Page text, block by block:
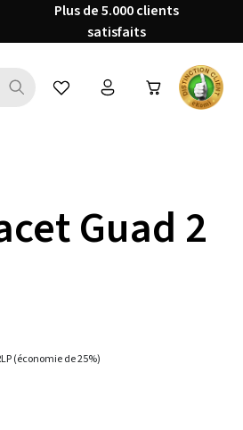
Plus de 5.000 clients
satisfaits
Vous avez 0 articles dans votre
Guad 2
(économie de 25%)